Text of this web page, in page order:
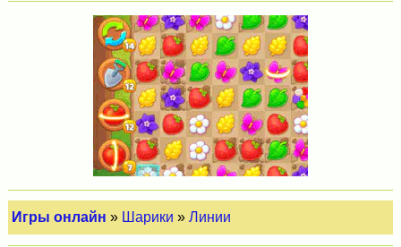
Игры онлайн » Шарики »Линии